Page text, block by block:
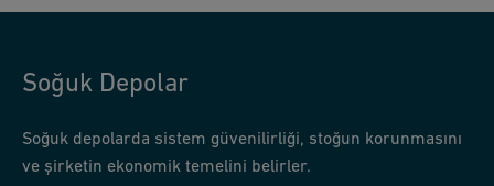
Soğuk Depolar
Soğuk depolarda sistem güvenilirliği, stoğun korunmasını
ve şirketin ekonomik temelini belirler.